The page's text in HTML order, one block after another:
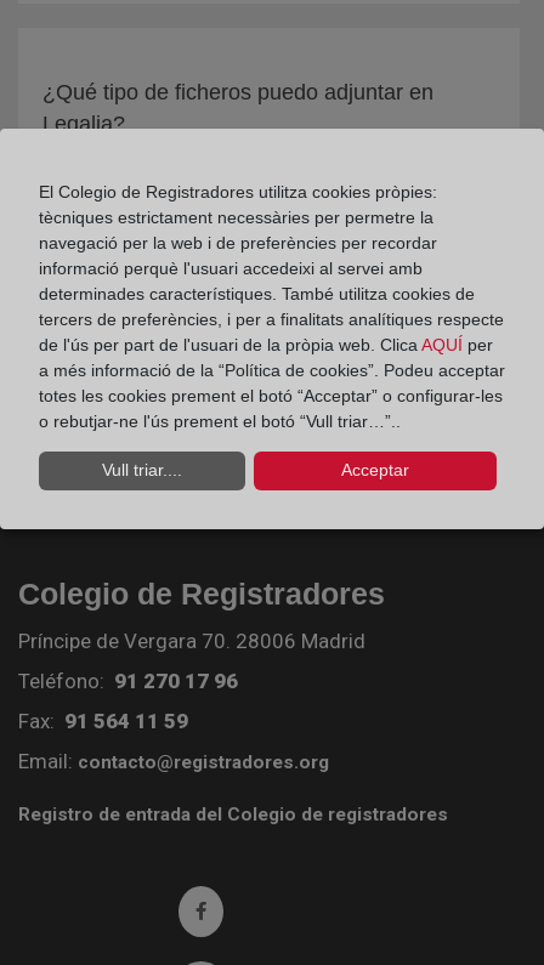
¿Qué tipo de ficheros puedo adjuntar en
Legalia?
Colegio de Registradores
Príncipe de Vergara 70. 28006 Madrid
Teléfono: 91 270 17 96
Fax: 91 564 11 59
Email: contacto@registradores.org
Registro de entrada del Colegio de registradores
Ir a facebook (abre en ventana nueva)
El Colegio de Registradores utilitza cookies pròpies:
tècniques estrictament necessàries per permetre la
navegació per la web i de preferències per recordar
informació perquè l'usuari accedeixi al servei amb
determinades característiques. També utilitza cookies de
tercers de preferències, i per a finalitats analítiques respecte
de l'ús per part de l'usuari de la pròpia web. Clica AQUÍ per
a més informació de la “Política de cookies”. Podeu acceptar
totes les cookies prement el botó “Acceptar” o configurar-les
o rebutjar-ne l'ús prement el botó “Vull triar…”..
Vull triar.... Acceptar